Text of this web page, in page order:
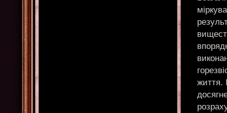
життя.